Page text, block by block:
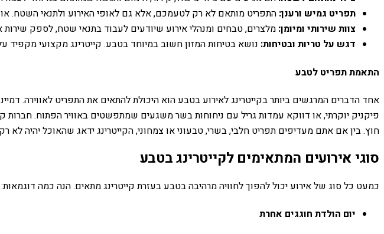
תפריט גמיש ורענן: התפריט מותאם לא רק לטעמכם, אלא גם לאופי האירוע ולתנאי השטח.
צוות שירותי ומיומן: מלצרים, טבחים ומנהלי אירוע שיודעים לעבוד בתנאי שטח, לספק שירות
דגש על טריות ובטיחות: נושא בטיחות המזון חשוב במיוחד בטבע. קייטרינג מקצועי מקפיד
התאמת תפריט לטבע
אחד הדברים המרגשים ביותר בקייטרינג לאירוע בטבע הוא היכולת להתאים את התפריט לאווירה.
פיקניק יוקרתי, או דווקא עמדות גריל עם ניחוחות בשר משגעים שמתפשטים באוויר הפתוח.
חוץ. בין אם אתם מעדיפים תפריט חלבי, בשרי, טבעוני או צמחוני, הקייטרינג ידאג שהאוכל יהיה לא
סוגי אירועים המתאימים לקייטרינג בטבע
כמעט כל סוג של אירוע יכול להפוך לחוויה מרהיבה בטבע בעזרת קייטרינג מתאים. הנה כמה דוגמאות:
יום הולדת חוגגים אחרת